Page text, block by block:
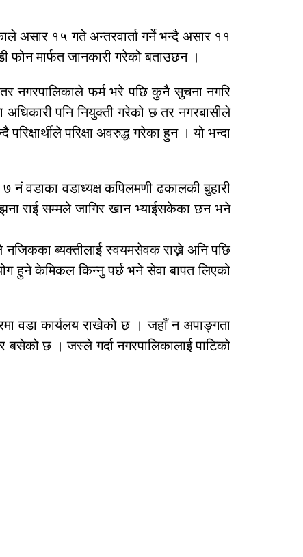
असार १५ गते अन्तरवार्ता गर्ने भन्दै असार ११
फोन मार्फत जानकारी गरेको बताउछन ।
नगरपालिकाले फर्म भरे पछि कुनै सुचना नगरि
पनि नियुक्ती गरेको छ तर नगरबासीले
परिक्षा अवरुद्ध गरेका हुन । यो भन्दा
७ नं वडाका वडाध्यक्ष कपिलमणी ढकालकी बुहारी
राई सम्मले जागिर खान भ्याईसकेका छन भने
ब्यक्तीलाई स्वयमसेवक राख्ने अनि पछि
हुने केमिकल किन्नु पर्छ भने सेवा बापत लिएको
वडा कार्यलय राखेको छ । जहाँ न अपाङ्गता
बसेको छ । जस्ले गर्दा नगरपालिकालाई पाटिको